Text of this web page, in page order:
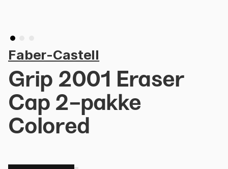
Faber-Castell
Grip 2001 Eraser
Cap 2-pakke
Colored